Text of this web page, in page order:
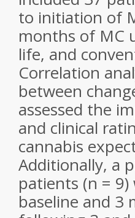
to initiation of
months of MC
life, and
Correlation
between
assessed the
and clinical
cannabis
Additionally, a
patients (n =
baseline and 3